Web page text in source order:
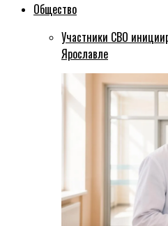
Общество
Участники СВО
Ярославле